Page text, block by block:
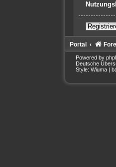
Portal
Powered by
Deutsche
Style: Wiuma |